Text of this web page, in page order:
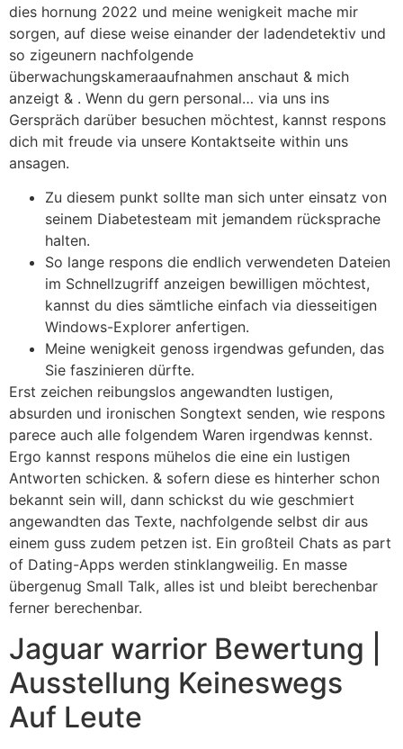
dies hornung 2022 und meine wenigkeit mache mir
sorgen, auf diese weise einander der ladendetektiv und
so zigeunern nachfolgende
überwachungskameraaufnahmen anschaut & mich
anzeigt & . Wenn du gern personal… via uns ins
Gerspräch darüber besuchen möchtest, kannst respons
dich mit freude via unsere Kontaktseite within uns
ansagen.
Zu diesem punkt sollte man sich unter einsatz von
seinem Diabetesteam mit jemandem rücksprache
halten.
So lange respons die endlich verwendeten Dateien
im Schnellzugriff anzeigen bewilligen möchtest,
kannst du dies sämtliche einfach via diesseitigen
Windows-Explorer anfertigen.
Meine wenigkeit genoss irgendwas gefunden, das
Sie faszinieren dürfte.
Erst zeichen reibungslos angewandten lustigen,
absurden und ironischen Songtext senden, wie respons
parece auch alle folgendem Waren irgendwas kennst.
Ergo kannst respons mühelos die eine ein lustigen
Antworten schicken. & sofern diese es hinterher schon
bekannt sein will, dann schickst du wie geschmiert
angewandten das Texte, nachfolgende selbst dir aus
einem guss zudem petzen ist. Ein großteil Chats as part
of Dating-Apps werden stinklangweilig. En masse
übergenug Small Talk, alles ist und bleibt berechenbar
ferner berechenbar.
Jaguar warrior Bewertung |
Ausstellung Keineswegs
Auf Leute